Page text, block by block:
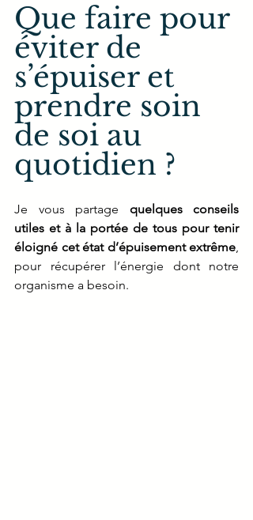
Que faire pour
éviter de
s’épuiser et
prendre soin
de soi au
quotidien ?
Je vous partage quelques conseils
utiles et à la portée de tous pour tenir
éloigné cet état d’épuisement extrême,
pour récupérer l’énergie dont notre
organisme a besoin.